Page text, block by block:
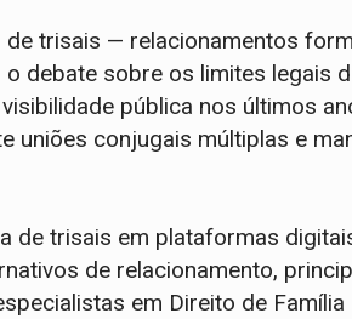
de trisais — relacionamentos
debate sobre os limites legais
pública nos últimos
uniões conjugais múltiplas e
de trisais em plataformas
de relacionamento,
em Direito de